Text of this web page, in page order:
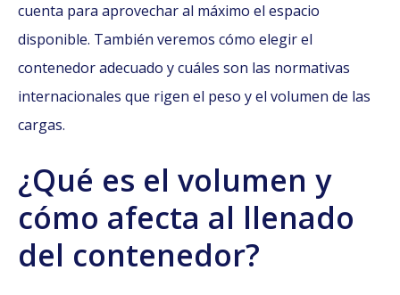
cuenta para aprovechar al máximo el espacio
disponible. También veremos cómo elegir el
contenedor adecuado y cuáles son las normativas
internacionales que rigen el peso y el volumen de las
cargas.
¿Qué es el volumen y
cómo afecta al llenado
del contenedor?